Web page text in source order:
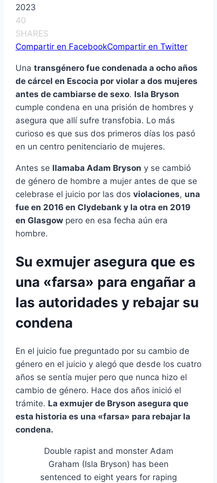
2023
40
SHARES
Compartir en FacebookCompartir en Twitter
Una transgénero fue condenada a ocho años
de cárcel en Escocia por violar a dos mujeres
antes de cambiarse de sexo. Isla Bryson
cumple condena en una prisión de hombres y
asegura que allí sufre transfobia. Lo más
curioso es que sus dos primeros días los pasó
en un centro penitenciario de mujeres.
Antes se llamaba Adam Bryson y se cambió
de género de hombre a mujer antes de que se
celebrase el juicio por las dos violaciones, una
fue en 2016 en Clydebank y la otra en 2019
en Glasgow pero en esa fecha aún era
hombre.
Su exmujer asegura que es
una «farsa» para engañar a
las autoridades y rebajar su
condena
En el juicio fue preguntado por su cambio de
género en el juicio y alegó que desde los cuatro
años se sentía mujer pero que nunca hizo el
cambio de género. Hace dos años inició el
trámite. La exmujer de Bryson asegura que
esta historia es una «farsa» para rebajar la
condena.
Double rapist and monster Adam
Graham (Isla Bryson) has been
sentenced to eight years for raping